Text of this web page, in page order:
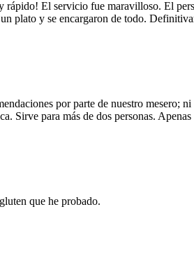
El servicio fue maravilloso. El
y se encargaron de todo.
por parte de nuestro mesero;
para más de dos personas.
que he probado.